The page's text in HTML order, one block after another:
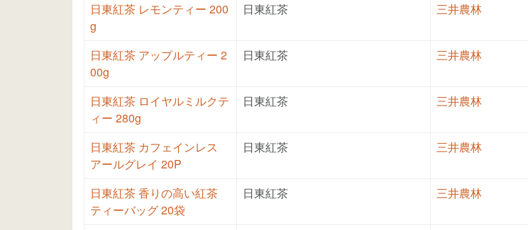
日東紅茶 レモンティー 200
g
日東紅茶 三井農林
日東紅茶 アップルティー 2
00g
日東紅茶 三井農林
日東紅茶 ロイヤルミルクテ
ィー 280g
日東紅茶 三井農林
日東紅茶 カフェインレス
アールグレイ 20P
日東紅茶 三井農林
日東紅茶 香りの高い紅茶
ティーバッグ 20袋
日東紅茶 三井農林